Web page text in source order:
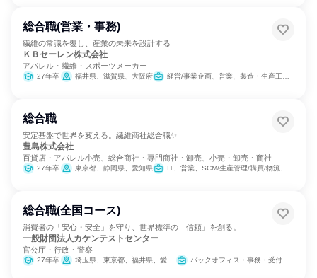
総合職(営業・事務)
繊維の常識を覆し、産業の未来を設計する
ＫＢセーレン株式会社
アパレル・繊維・スポーツメーカー
27年卒 福井県、滋賀県、大阪府 経営/事業企画、営業、製造・生産工程、バックオフィス・事務・受付、SCM/生産管理/購買/物流、経理/税務/財務、人事、総務、法務/知財、IT
総合職
安定基盤で世界を変える。繊維商社総合職✨
豊島株式会社
百貨店・アパレル小売、総合商社・専門商社・卸売、小売・卸売・商社
27年卒 東京都、静岡県、愛知県 IT、営業、SCM/生産管理/購買/物流、人事、総務
総合職(全国コース)
消費者の「安心・安全」を守り、世界標準の「信頼」を創る。
一般財団法人カケンテストセンター
官公庁・行政・警察
27年卒 埼玉県、東京都、福井県、愛知県、京都府、大阪府、兵庫県、広島県 バックオフィス・事務・受付、製造・生産工程、営業、組織運営管理・公務員・事務系職種